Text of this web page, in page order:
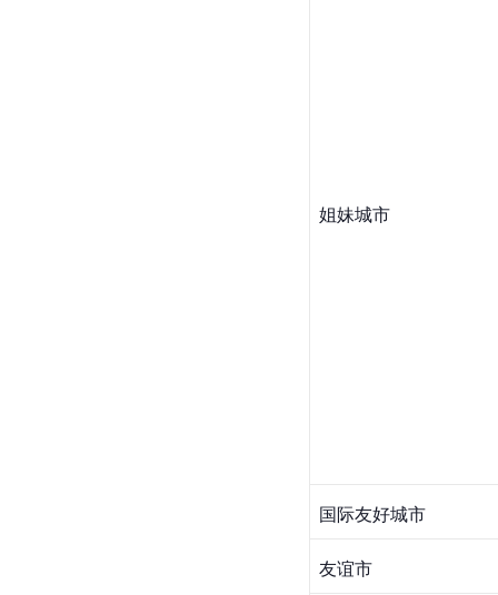
姐妹城市
国际友好城市
友谊市